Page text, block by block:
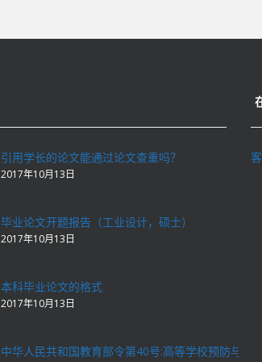
引用学长的论文能通过论文查重吗？
2017年10月13日
毕业论文开题报告（工业设计，硕士）
2017年10月13日
本科毕业论文的格式
2017年10月13日
中华人民共和国教育部令第40号:高等学校预防与处